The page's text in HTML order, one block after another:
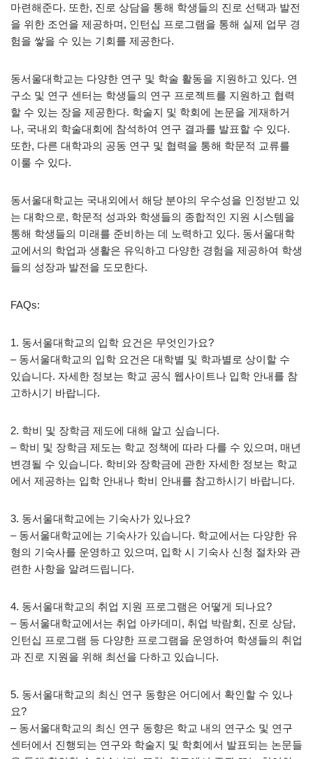
마련해준다. 또한, 진로 상담을 통해 학생들의 진로 선택과 발전
을 위한 조언을 제공하며, 인턴십 프로그램을 통해 실제 업무 경
험을 쌓을 수 있는 기회를 제공한다.
동서울대학교는 다양한 연구 및 학술 활동을 지원하고 있다. 연
구소 및 연구 센터는 학생들의 연구 프로젝트를 지원하고 협력
할 수 있는 장을 제공한다. 학술지 및 학회에 논문을 게재하거
나, 국내외 학술대회에 참석하여 연구 결과를 발표할 수 있다.
또한, 다른 대학과의 공동 연구 및 협력을 통해 학문적 교류를
이룰 수 있다.
동서울대학교는 국내외에서 해당 분야의 우수성을 인정받고 있
는 대학으로, 학문적 성과와 학생들의 종합적인 지원 시스템을
통해 학생들의 미래를 준비하는 데 노력하고 있다. 동서울대학
교에서의 학업과 생활은 유익하고 다양한 경험을 제공하여 학생
들의 성장과 발전을 도모한다.
FAQs:
1. 동서울대학교의 입학 요건은 무엇인가요?
– 동서울대학교의 입학 요건은 대학별 및 학과별로 상이할 수
있습니다. 자세한 정보는 학교 공식 웹사이트나 입학 안내를 참
고하시기 바랍니다.
2. 학비 및 장학금 제도에 대해 알고 싶습니다.
– 학비 및 장학금 제도는 학교 정책에 따라 다를 수 있으며, 매년
변경될 수 있습니다. 학비와 장학금에 관한 자세한 정보는 학교
에서 제공하는 입학 안내나 학비 안내를 참고하시기 바랍니다.
3. 동서울대학교에는 기숙사가 있나요?
– 동서울대학교에는 기숙사가 있습니다. 학교에서는 다양한 유
형의 기숙사를 운영하고 있으며, 입학 시 기숙사 신청 절차와 관
련한 사항을 알려드립니다.
4. 동서울대학교의 취업 지원 프로그램은 어떻게 되나요?
– 동서울대학교에서는 취업 아카데미, 취업 박람회, 진로 상담,
인턴십 프로그램 등 다양한 프로그램을 운영하여 학생들의 취업
과 진로 지원을 위해 최선을 다하고 있습니다.
5. 동서울대학교의 최신 연구 동향은 어디에서 확인할 수 있나
요?
– 동서울대학교의 최신 연구 동향은 학교 내의 연구소 및 연구
센터에서 진행되는 연구와 학술지 및 학회에서 발표되는 논문들